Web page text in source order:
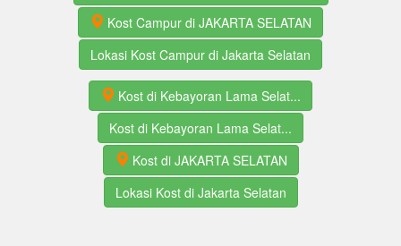
Kost Campur di JAKARTA SELATAN
Lokasi Kost Campur di Jakarta Selatan
Kost di Kebayoran Lama Selat...
Kost di Kebayoran Lama Selat...
Kost di JAKARTA SELATAN
Lokasi Kost di Jakarta Selatan